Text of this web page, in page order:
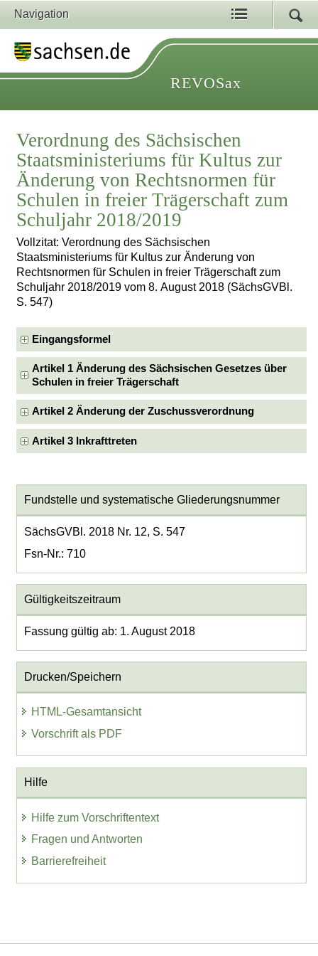
Navigation
REVOSax
Verordnung des Sächsischen
Staatsministeriums für Kultus zur
Änderung von Rechtsnormen für
Schulen in freier Trägerschaft zum
Schuljahr 2018/2019
Vollzitat: Verordnung des Sächsischen
Staatsministeriums für Kultus zur Änderung von
Rechtsnormen für Schulen in freier Trägerschaft zum
Schuljahr 2018/2019 vom 8. August 2018 (SächsGVBl.
S. 547)
Eingangsformel
Artikel 1 Änderung des Sächsischen Gesetzes über
Schulen in freier Trägerschaft
Artikel 2 Änderung der Zuschussverordnung
Artikel 3 Inkrafttreten
Fundstelle und systematische Gliederungsnummer
SächsGVBl. 2018 Nr. 12, S. 547
Fsn-Nr.: 710
Gültigkeitszeitraum
Fassung gültig ab: 1. August 2018
Drucken/Speichern
HTML-Gesamtansicht
Vorschrift als PDF
Hilfe
Hilfe zum Vorschriftentext
Fragen und Antworten
Barrierefreiheit